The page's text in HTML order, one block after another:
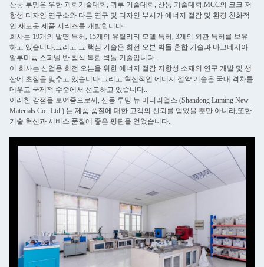
산둥 루밍은 우한 과학기술대학, 퀴루 기술대학, 산둥 기술대학,MCC의 코크 저
항성 디자인 연구소와 다른 연구 및 디자인 부서가 에너지 절감 및 환경 친화적
인 새로운 제품 시리즈를 개발합니다..
회사는 19개의 발명 특허, 15개의 유틸리티 모델 특허, 3개의 외관 특허를 보유
하고 있습니다.그리고 그 핵심 기술은 회전 오븐 벽돌 혼합 기술과 마그네시아
알루미늄 스피넬 반 침식 복합 벽돌 기술입니다..
이 회사는 산업용 회전 오븐을 위한 에너지 절감 저항성 소재의 연구 개발 및 생
산에 초점을 맞추고 있습니다.그리고 혁신적인 에너지 절약 기술은 국내 격차를
메우고 국제적 수준에서 선도하고 있습니다..
이러한 강점을 보여줌으로써, 산둥 루밍 뉴 머티리얼스 (Shandong Luming New
Materials Co., Ltd.) 는 제품 품질에 대한 고객의 신뢰를 얻었을 뿐만 아니라,또한
기술 혁신과 서비스 품질에 좋은 평판을 얻었습니다..